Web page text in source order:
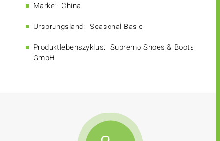
Marke: China
Ursprungsland: Seasonal Basic
Produktlebenszyklus: Supremo Shoes & Boots
GmbH